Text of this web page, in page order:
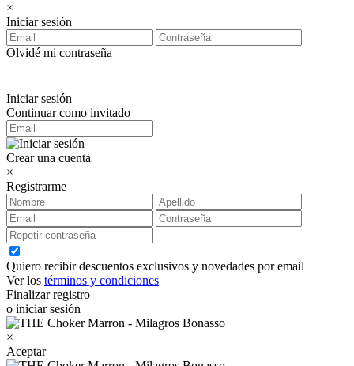
×
Iniciar sesión
Olvidé mi contraseña
Iniciar sesión
Continuar como invitado
Crear una cuenta
×
Registrarme
Quiero recibir descuentos exclusivos y novedades por email
Ver los términos y condiciones
Finalizar registro
o iniciar sesión
×
Aceptar